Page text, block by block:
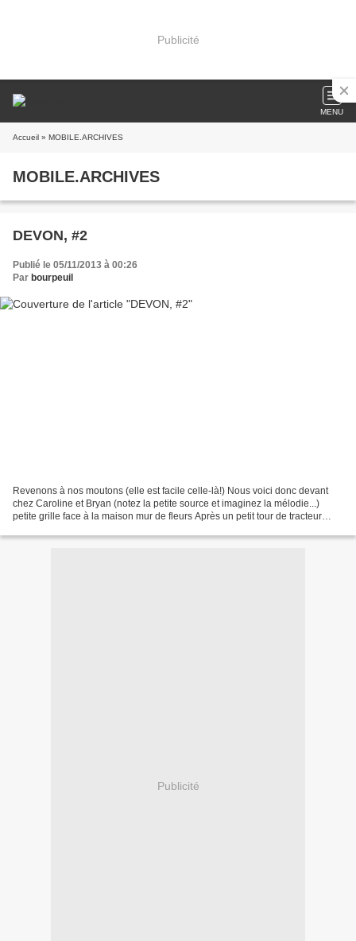
Publicité
MENU
Accueil » MOBILE.ARCHIVES
MOBILE.ARCHIVES
DEVON, #2
Publié le 05/11/2013 à 00:26
Par bourpeuil
Revenons à nos moutons (elle est facile celle-là!) Nous voici donc devant
chez Caroline et Bryan (notez la petite source et imaginez la mélodie...)
petite grille face à la maison mur de fleurs Après un petit tour de tracteur
Publicité